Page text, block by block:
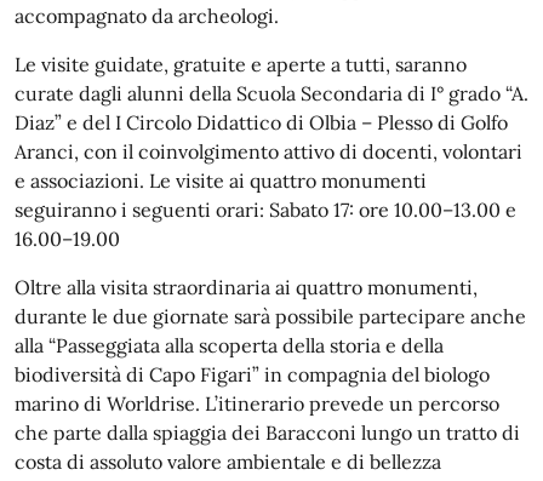
accompagnato da archeologi.
Le visite guidate, gratuite e aperte a tutti, saranno
curate dagli alunni della Scuola Secondaria di I° grado “A.
Diaz” e del I Circolo Didattico di Olbia – Plesso di Golfo
Aranci, con il coinvolgimento attivo di docenti, volontari
e associazioni. Le visite ai quattro monumenti
seguiranno i seguenti orari: Sabato 17: ore 10.00–13.00 e
16.00–19.00
Oltre alla visita straordinaria ai quattro monumenti,
durante le due giornate sarà possibile partecipare anche
alla “Passeggiata alla scoperta della storia e della
biodiversità di Capo Figari” in compagnia del biologo
marino di Worldrise. L’itinerario prevede un percorso
che parte dalla spiaggia dei Baracconi lungo un tratto di
costa di assoluto valore ambientale e di bellezza